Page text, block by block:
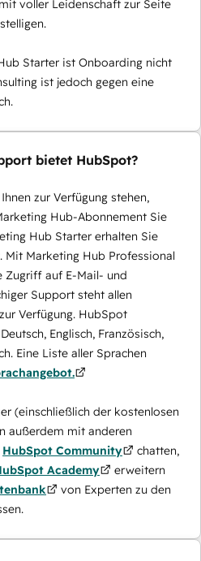
voller Leidenschaft zur Seite
Starter ist Onboarding nicht
ist jedoch gegen eine
bietet HubSpot?
zur Verfügung stehen,
Hub-Abonnement Sie
Hub Starter erhalten Sie
Marketing Hub Professional
Zugriff auf E-Mail- und
Support steht allen
Verfügung. HubSpot
Englisch, Französisch,
Eine Liste aller Sprachen
(einschließlich der kostenlosen
außerdem mit anderen
HubSpot Community
chatten,
Academy
erweitern
von Experten zu den